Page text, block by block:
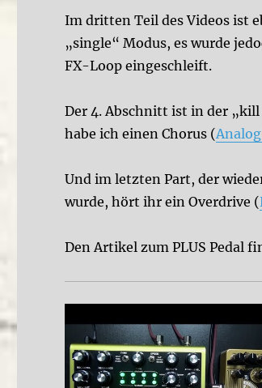
Im dritten Teil des Videos ist
„single“ Modus, es wurde
FX-Loop eingeschleift.
Der 4. Abschnitt ist in der
habe ich einen Chorus (
Und im letzten Part, der
wurde, hört ihr ein Overdrive (
Den Artikel zum PLUS Pedal